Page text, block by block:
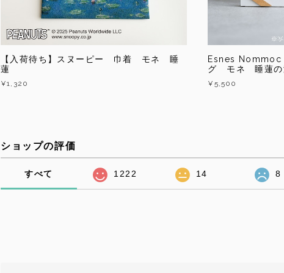
【入荷待ち】スヌーピー 巾着 モネ 睡
蓮
¥1,320
Esnes
グ モネ 睡蓮
¥5,500
ショップの評価
すべて 1222 14 8